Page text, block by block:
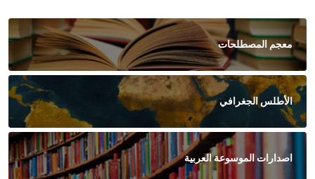
معجم المصطلحات
الأطلس الجغرافي
اصدارات الموسوعة العربية